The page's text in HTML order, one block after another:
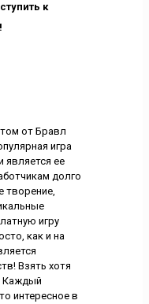
к
от Бравл
игра
является ее
долго
творение,
игру
как и на
Взять хотя
Каждый
интересное в